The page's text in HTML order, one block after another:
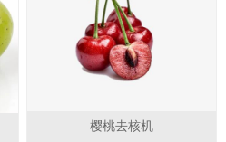
樱桃去核机
专利号： ZL2013 2 0363818.0
专利产品，仿冒违法！